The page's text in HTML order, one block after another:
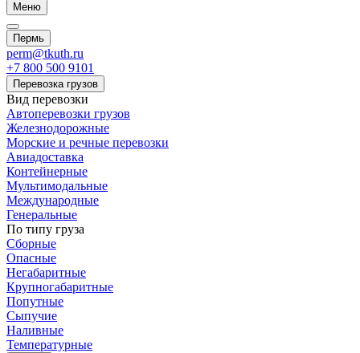
Меню
Пермь
perm@tkuth.ru
+7 800 500 9101
Перевозка грузов
Вид перевозки
Автоперевозки грузов
Железнодорожные
Морские и речные перевозки
Авиадоставка
Контейнерные
Мультимодальные
Международные
Генеральные
По типу груза
Сборные
Опасные
Негабаритные
Крупногабаритные
Попутные
Сыпучие
Наливные
Температурные